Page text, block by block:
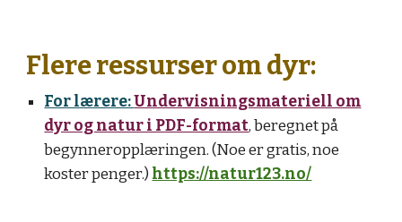
Flere ressurser om dyr:
For lærere:Undervisningsmateriell om
dyr og natur i PDF-format, beregnet på
begynneropplæringen. (Noe er gratis, noe
koster penger.)https://natur123.no/